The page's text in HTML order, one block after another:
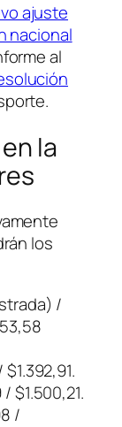
ajuste
nacional
al
la
los
/
$1.500,21.
/